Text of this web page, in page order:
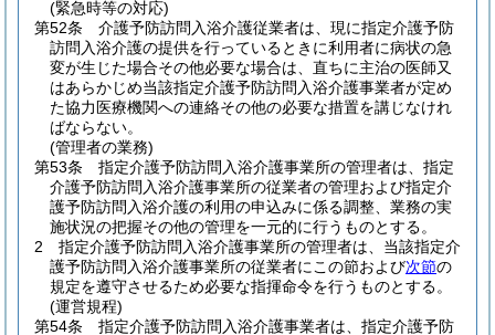
(緊急時等の対応)
第52条
介護予防訪問入浴介護従業者は、現に指定介護予防
訪問入浴介護の提供を行っているときに利用者に病状の急
変が生じた場合その他必要な場合は、直ちに主治の医師又
はあらかじめ当該指定介護予防訪問入浴介護事業者が定め
た協力医療機関への連絡その他の必要な措置を講じなけれ
ばならない。
(管理者の業務)
第53条
指定介護予防訪問入浴介護事業所の管理者は、指定
介護予防訪問入浴介護事業所の従業者の管理および指定介
護予防訪問入浴介護の利用の申込みに係る調整、業務の実
施状況の把握その他の管理を一元的に行うものとする。
2
指定介護予防訪問入浴介護事業所の管理者は、当該指定介
護予防訪問入浴介護事業所の従業者にこの節および次節の
規定を遵守させるため必要な指揮命令を行うものとする。
(運営規程)
第54条
指定介護予防訪問入浴介護事業者は、指定介護予防